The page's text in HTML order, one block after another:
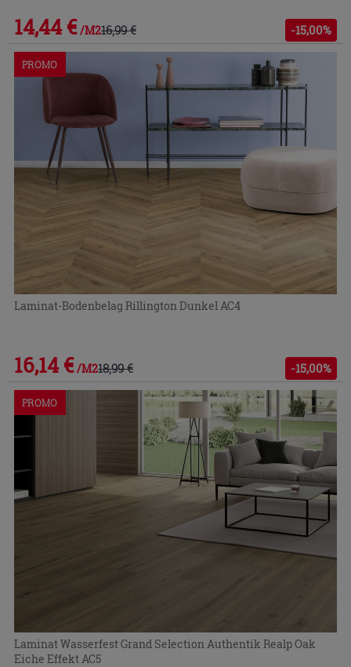
14,44 € /M216,99 € -15,00%
PROMO
Laminat-Bodenbelag Rillington Dunkel AC4
16,14 € /M218,99 € -15,00%
PROMO
Laminat Wasserfest Grand Selection Authentik Realp Oak
Eiche Effekt AC5